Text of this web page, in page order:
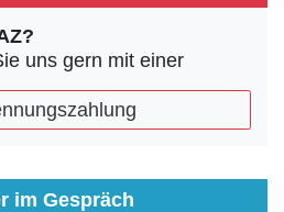
uns gern mit einer
im Gespräch